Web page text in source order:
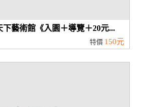
藝術館《入園＋導覽＋20元...
特價 150元